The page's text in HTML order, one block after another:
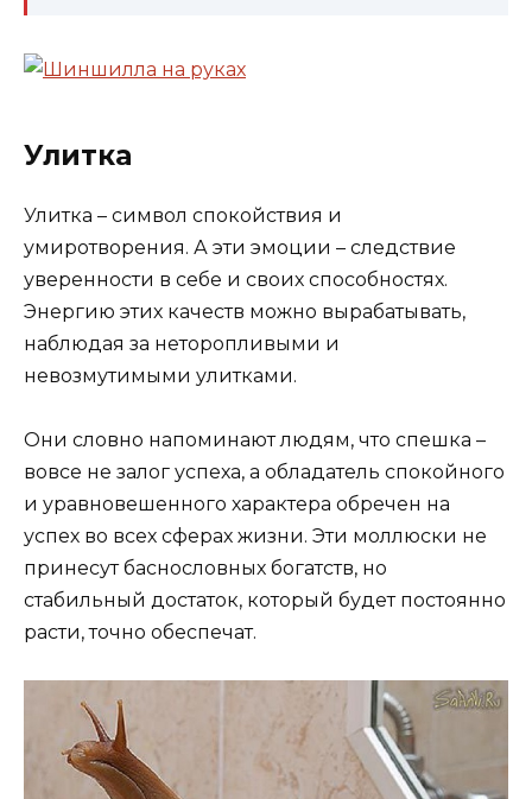
Улитка
Улитка – символ спокойствия и
умиротворения. А эти эмоции – следствие
уверенности в себе и своих способностях.
Энергию этих качеств можно вырабатывать,
наблюдая за неторопливыми и
невозмутимыми улитками.
Они словно напоминают людям, что спешка –
вовсе не залог успеха, а обладатель спокойного
и уравновешенного характера обречен на
успех во всех сферах жизни. Эти моллюски не
принесут баснословных богатств, но
стабильный достаток, который будет постоянно
расти, точно обеспечат.